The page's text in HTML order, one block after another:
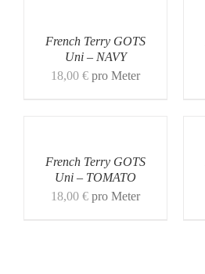
French Terry GOTS
Uni – NAVY
18,00 € pro Meter
French Terry GOTS
Uni – TOMATO
18,00 € pro Meter